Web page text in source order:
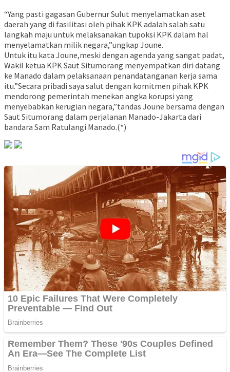
“Yang pasti gagasan Gubernur Sulut menyelamatkan aset
daerah yang di fasilitasi oleh pihak KPK adalah salah satu
langkah maju untuk melaksanakan tupoksi KPK dalam hal
menyelamatkan milik negara,”ungkap Joune.
Untuk itu kata Joune,meski dengan agenda yang sangat padat,
Wakil ketua KPK Saut Situmorang menyempatkan diri datang
ke Manado dalam pelaksanaan penandatanganan kerja sama
itu.”Secara pribadi saya salut dengan komitmen pihak KPK
mendorong pemerintah menekan angka korupsi yang
menyebabkan kerugian negara,”tandas Joune bersama dengan
Saut Situmorang dalam perjalanan Manado-Jakarta dari
bandara Sam Ratulangi Manado.(*)